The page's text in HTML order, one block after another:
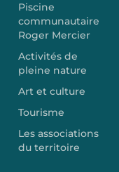
Piscine
communautaire
Roger Mercier
Activités de
pleine nature
Art et culture
Tourisme
Les associations
du territoire